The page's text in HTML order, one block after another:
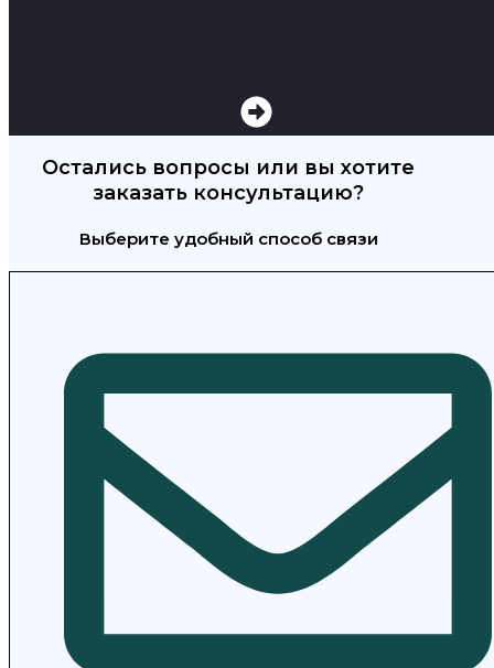
Остались вопросы или вы хотите
заказать консультацию?
Выберите удобный способ связи